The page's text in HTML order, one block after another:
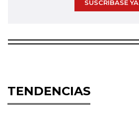
SUSCRÍBASE YA
TENDENCIAS